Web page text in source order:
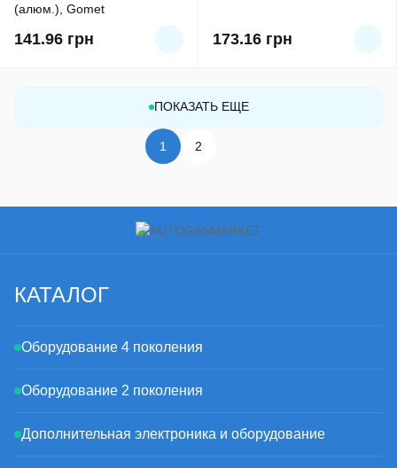
(алюм.), Gomet
141.96 грн 173.16 грн
ПОКАЗАТЬ ЕЩЕ
1 2
КАТАЛОГ
Оборудование 4 поколения
Оборудование 2 поколения
Дополнительная электроника и оборудование